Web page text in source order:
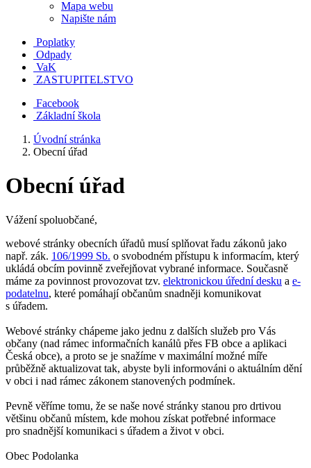
Mapa webu
Napište nám
Poplatky
Odpady
VaK
ZASTUPITELSTVO
Facebook
Základní škola
Úvodní stránka
Obecní úřad
Obecní úřad
Vážení spoluobčané,
webové stránky obecních úřadů musí splňovat řadu zákonů jako
např. zák. 106/1999 Sb. o svobodném přístupu k informacím, který
ukládá obcím povinně zveřejňovat vybrané informace. Současně
máme za povinnost provozovat tzv. elektronickou úřední desku a e-
podatelnu, které pomáhají občanům snadněji komunikovat
s úřadem.
Webové stránky chápeme jako jednu z dalších služeb pro Vás
občany (nad rámec informačních kanálů přes FB obce a aplikaci
Česká obce), a proto se je snažíme v maximální možné míře
průběžně aktualizovat tak, abyste byli informováni o aktuálním dění
v obci i nad rámec zákonem stanovených podmínek.
Pevně věříme tomu, že se naše nové stránky stanou pro drtivou
většinu občanů místem, kde mohou získat potřebné informace
pro snadnější komunikaci s úřadem a život v obci.
Obec Podolanka